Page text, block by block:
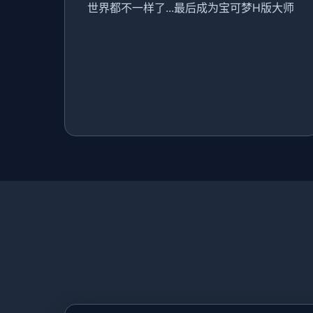
世界都不一样了...最后成为宝可梦H版大师